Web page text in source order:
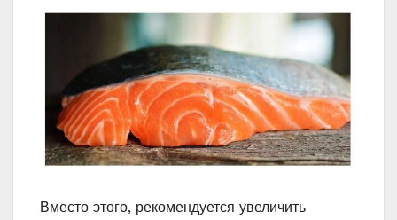
Вместо этого, рекомендуется увеличить